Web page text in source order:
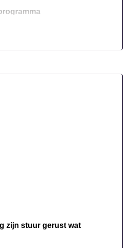
zijn stuur gerust wat